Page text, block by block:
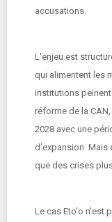
accusations.
L'enjeu est
qui alimentent les
institutions
réforme de la
2028 avec une
d'expansion. Mais
que des crises
Le cas Eto'o n'est